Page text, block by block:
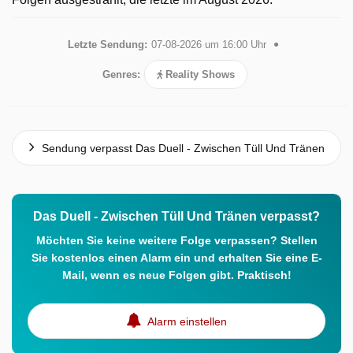
Letzte Sendung: 07-08-2026 um 16:00 Uhr
Genres: Reality Shows
Sendung verpasst Das Duell - Zwischen Tüll Und Tränen
Das Duell - Zwischen Tüll Und Tränen verpasst?
Möchten Sie keine weitere Folge verpassen? Stellen
Sie kostenlos einen Alarm ein und erhalten Sie eine E-
Mail, wenn es neue Folgen gibt. Praktisch!
Alarm einstellen